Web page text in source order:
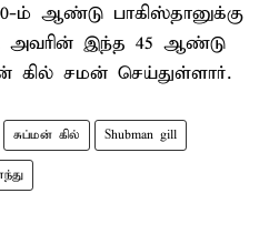
ம் ஆண்டு பாகிஸ்தானுக்கு
அவரின் இந்த 45 ஆண்டு
கில் சமன் செய்துள்ளார்.
சுப்மன் கில் Shubman gill